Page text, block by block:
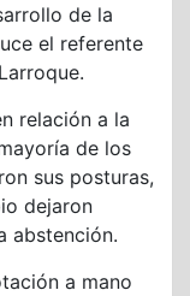
de la
el referente
relación a la
de los
sus posturas,
dejaron
abstención.
a mano